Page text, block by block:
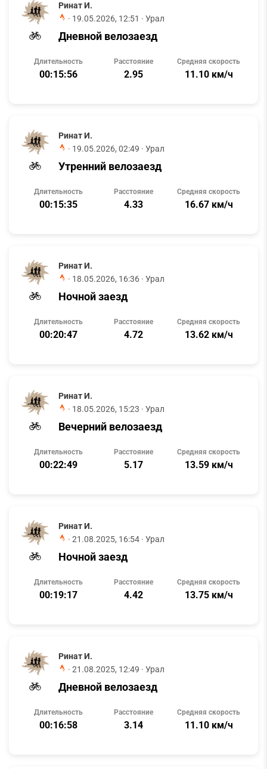
Ринат И.
· 19.05.2026, 12:51 · Урал
Дневной велозаезд
Длительность
00:15:56
Расстояние
2.95
Средняя скорость
11.10 км/ч
Ринат И.
· 19.05.2026, 02:49 · Урал
Утренний велозаезд
Длительность
00:15:35
Расстояние
4.33
Средняя скорость
16.67 км/ч
Ринат И.
· 18.05.2026, 16:36 · Урал
Ночной заезд
Длительность
00:20:47
Расстояние
4.72
Средняя скорость
13.62 км/ч
Ринат И.
· 18.05.2026, 15:23 · Урал
Вечерний велозаезд
Длительность
00:22:49
Расстояние
5.17
Средняя скорость
13.59 км/ч
Ринат И.
· 21.08.2025, 16:54 · Урал
Ночной заезд
Длительность
00:19:17
Расстояние
4.42
Средняя скорость
13.75 км/ч
Ринат И.
· 21.08.2025, 12:49 · Урал
Дневной велозаезд
Длительность
00:16:58
Расстояние
3.14
Средняя скорость
11.10 км/ч